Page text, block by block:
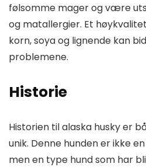
følsomme mager og være
og matallergier. Et
korn, soya og lignende kan
problemene.
Historie
Historien til alaska husky er
unik. Denne hunden er ikke
men en type hund som har